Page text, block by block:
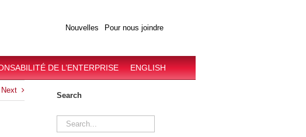
Pour nous joindre
Nouvelles
DE L’ENTERPRISE ENGLISH
Next
Search
Search
for: